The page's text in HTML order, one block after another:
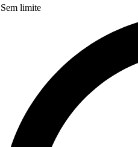
Sem limite